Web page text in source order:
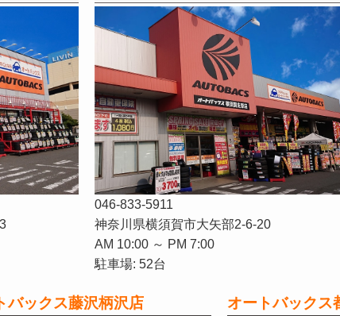
046-833-5911
神奈川県横須賀市大矢部2-6-20
AM 10:00 ～ PM 7:00
駐車場: 52台
バックス藤沢柄沢店 オートバックス